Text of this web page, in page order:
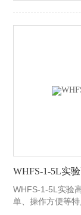
WHFS-1-5L实
WHFS-1-5L实验
单、操作方便等